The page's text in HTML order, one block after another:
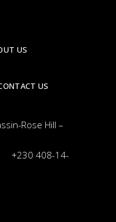
US
US
Rose Hill –
+230 408-14-